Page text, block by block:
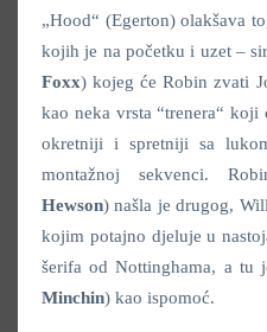
„Hood“ (Egerton) olakšava
kojih je na početku i uzet –
Foxx) kojeg će Robin zvati
kao neka vrsta “trenera“
okretniji i spretniji sa
montažnoj sekvenci.
Hewson) našla je drugog,
kojim potajno djeluje u
šerifa od Nottinghama, a tu
Minchin) kao ispomoć.